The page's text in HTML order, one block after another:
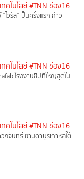
คโนโลยี #TNN ช่อง16
“ไวรัส”เป็นครั้งแรก ก้าว
คโนโลยี #TNN ช่อง16
โรงงานชิปที่ใหญ่สุดใน
คโนโลยี #TNN ช่อง16
จันทร์ ยานดานูริเกาหลีใต้